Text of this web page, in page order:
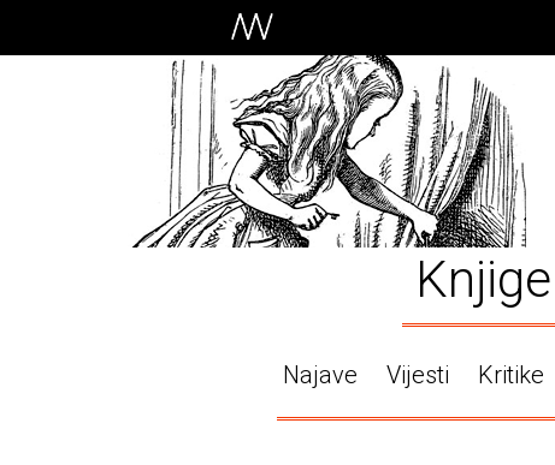
Knjige
Najave Vijesti Kritike